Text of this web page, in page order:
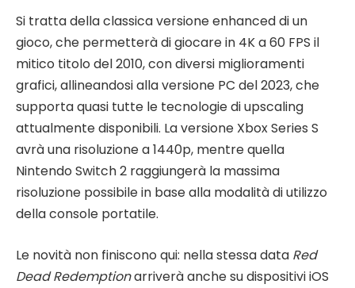
Si tratta della classica versione enhanced di un
gioco, che permetterà di giocare in 4K a 60 FPS il
mitico titolo del 2010, con diversi miglioramenti
grafici, allineandosi alla versione PC del 2023, che
supporta quasi tutte le tecnologie di upscaling
attualmente disponibili. La versione Xbox Series S
avrà una risoluzione a 1440p, mentre quella
Nintendo Switch 2 raggiungerà la massima
risoluzione possibile in base alla modalità di utilizzo
della console portatile.
Le novità non finiscono qui: nella stessa data Red
Dead Redemptionarriverà anche su dispositivi iOS